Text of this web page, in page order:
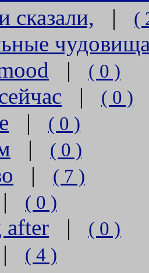
сказали, | (
| ( 0 )
| ( 0 )
| ( 0 )
| ( 0 )
| ( 7 )
( 0 )
after | ( 0 )
( 4 )